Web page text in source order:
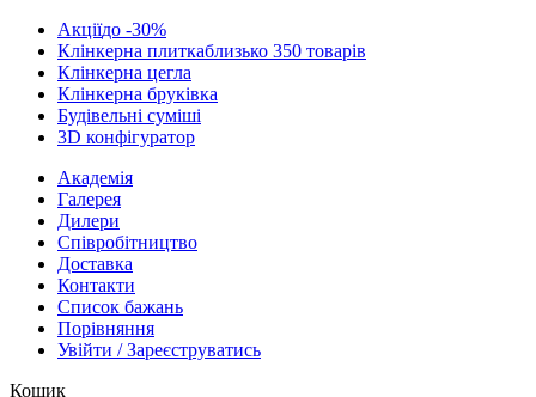
Акціїдо -30%
Клінкерна плиткаблизько 350 товарів
Клінкерна цегла
Клінкерна бруківка
Будівельні суміші
3D конфігуратор
Академія
Галерея
Дилери
Cпівробітництво
Доставка
Контакти
Список бажань
Порівняння
Увійти / Зареєструватись
Кошик